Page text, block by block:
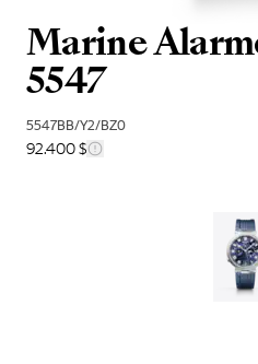
Marine
5547
5547BB/Y2/BZ0
92.400 $